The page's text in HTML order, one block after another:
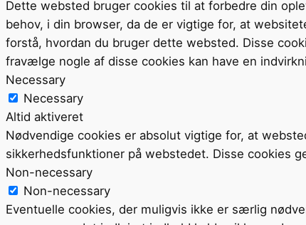
Dette websted bruger cookies til at forbedre din
behov, i din browser, da de er vigtige for, at
forstå, hvordan du bruger dette websted. Disse
fravælge nogle af disse cookies kan have en
Necessary
Necessary
Altid aktiveret
Nødvendige cookies er absolut vigtige for, at
sikkerhedsfunktioner på webstedet. Disse cookies
Non-necessary
Non-necessary
Eventuelle cookies, der muligvis ikke er særlig